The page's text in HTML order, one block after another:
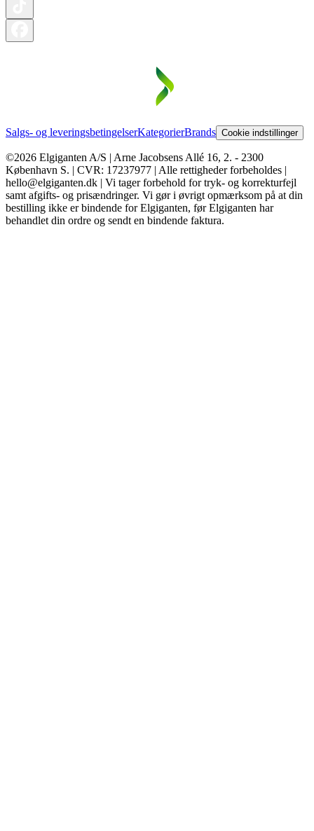
Salgs- og leveringsbetingelserKategorierBrands Cookie indstillinger
©2026 Elgiganten A/S | Arne Jacobsens Allé 16, 2. - 2300
København S. | CVR: 17237977 | Alle rettigheder forbeholdes |
hello@elgiganten.dk | Vi tager forbehold for tryk- og korrekturfejl
samt afgifts- og prisændringer. Vi gør i øvrigt opmærksom på at din
bestilling ikke er bindende for Elgiganten, før Elgiganten har
behandlet din ordre og sendt en bindende faktura.